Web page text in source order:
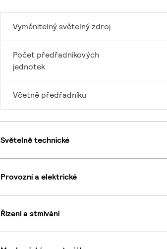
Vyměnitelný světelný zdroj
Počet předřadníkových
jednotek
Včetně předřadníku
Světelně technické
Provozní a elektrické
Řízení a stmívání